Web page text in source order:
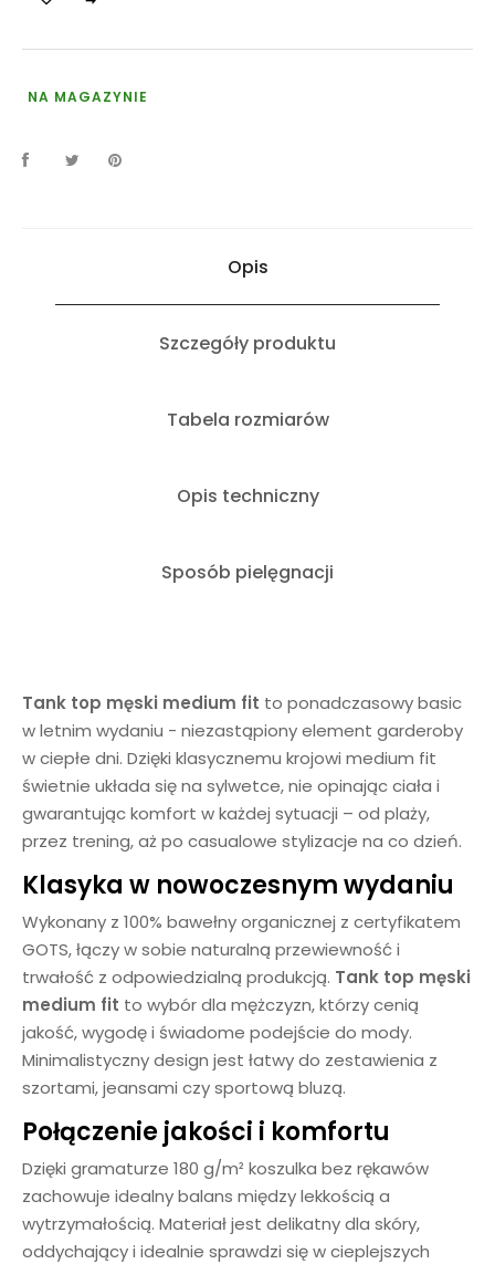
NA MAGAZYNIE
Opis
Szczegóły produktu
Tabela rozmiarów
Opis techniczny
Sposób pielęgnacji
Tank top męski medium fit to ponadczasowy basic
w letnim wydaniu - niezastąpiony element garderoby
w ciepłe dni. Dzięki klasycznemu krojowi medium fit
świetnie układa się na sylwetce, nie opinając ciała i
gwarantując komfort w każdej sytuacji – od plaży,
przez trening, aż po casualowe stylizacje na co dzień.
Klasyka w nowoczesnym wydaniu
Wykonany z 100% bawełny organicznej z certyfikatem
GOTS, łączy w sobie naturalną przewiewność i
trwałość z odpowiedzialną produkcją. Tank top męski
medium fit to wybór dla mężczyzn, którzy cenią
jakość, wygodę i świadome podejście do mody.
Minimalistyczny design jest łatwy do zestawienia z
szortami, jeansami czy sportową bluzą.
Połączenie jakości i komfortu
Dzięki gramaturze 180 g/m² koszulka bez rękawów
zachowuje idealny balans między lekkością a
wytrzymałością. Materiał jest delikatny dla skóry,
oddychający i idealnie sprawdzi się w cieplejszych